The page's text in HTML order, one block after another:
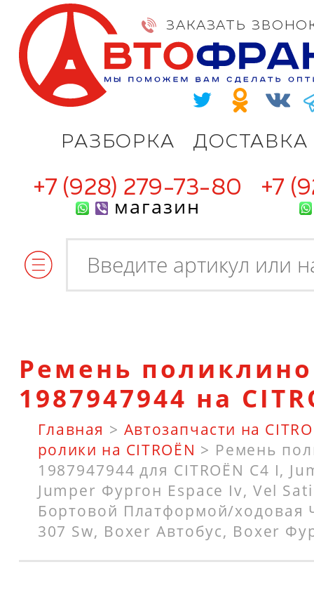
РАЗБОРКА ДОСТАВКА
ЗАКАЗАТЬ
+7 (928) 279-73-80
магазин
+7
Ремень
1987947944 на
Главная > Автозапчасти на
ролики на CITROËN > Ремень
1987947944 для CITROËN C4 I,
Jumper Фургон Espace Iv, Vel
Бортовой Платформой/ходовая
307 Sw, Boxer Автобус, Boxer